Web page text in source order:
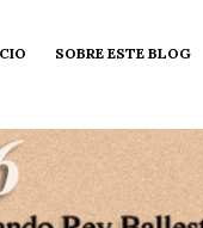
SOBRE ESTE BLOG